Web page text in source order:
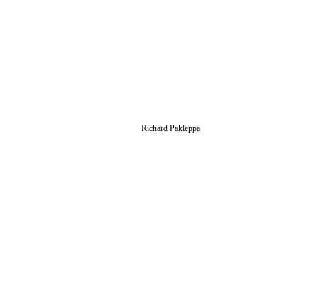
Richard Pakleppa